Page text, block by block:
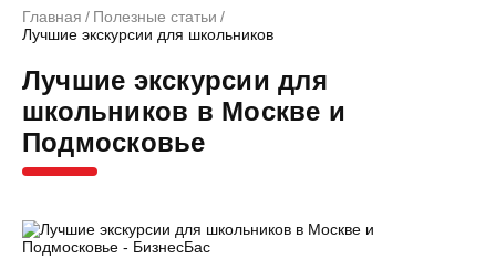
Главная
Полезные статьи
Лучшие экскурсии для школьников
Лучшие экскурсии для
школьников в Москве и
Подмосковье